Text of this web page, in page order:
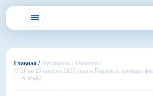
Главная / Фестиваль / Новости /
С 21 по 25 апреля 2025 года в Барнауле пройдет
— Алтай»